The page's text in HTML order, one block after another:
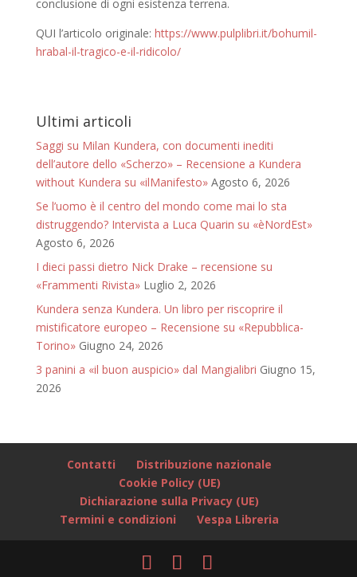
conclusione di ogni esistenza terrena.
QUI l’articolo originale: https://www.pulplibri.it/bohumil-
hrabal-il-tragico-e-il-ridicolo/
Ultimi articoli
Saggi su Milan Kundera, con documenti inediti
dell’autore dello «Scherzo» – Recensione a Kundera
without Kundera su «ilManifesto» Agosto 6, 2026
Se l’uomo è il centro del mondo come mai lo sta
distruggendo? Intervista a Luca Quarin su «èNordEst»
Agosto 6, 2026
I dieci passi dietro Nick Drake – recensione su
«Frammenti Rivista» Luglio 2, 2026
Kundera senza Kundera. Un libro per riscoprire il
mistificatore europeo – Recensione su «Repubblica-
Torino» Giugno 24, 2026
3 panini a «il buon auspicio» dal Mangialibri Giugno 15,
2026
Contatti
Distribuzione nazionale
Cookie Policy (UE)
Dichiarazione sulla Privacy (UE)
Termini e condizioni
Vespa Libreria